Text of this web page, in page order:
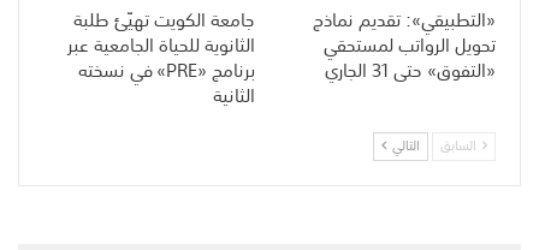
«التطبيقي»: تقديم نماذج
تحويل الرواتب لمستحقي
«التفوق» حتى 31 الجاري
جامعة الكويت تهيّئ طلبة
الثانوية للحياة الجامعية عبر
برنامج «PRE» في نسخته
الثانية
السابق التالي